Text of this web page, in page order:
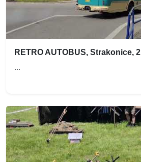
RETRO AUTOBUS, Strakonice,
...